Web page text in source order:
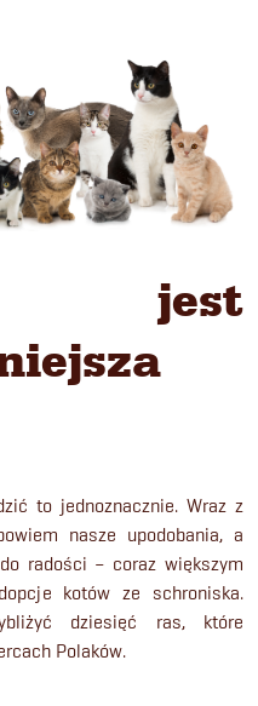
jest
to jednoznacznie. Wraz z
nasze upodobania, a
radości – coraz większym
kotów ze schroniska.
dziesięć ras, które
Polaków.